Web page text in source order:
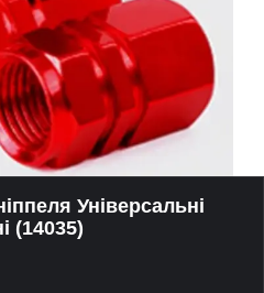
Універсальні
(14035)